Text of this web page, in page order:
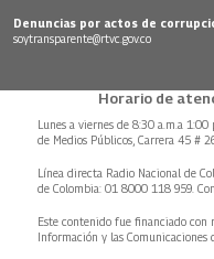
Denuncias por actos de
soytransparente@rtvc.gov.co
Horario de
Lunes a viernes de 8:30 a.m.a
de Medios Públicos, Carrera 45 #
Línea directa Radio Nacional de
de Colombia: 01 8000 118 959.
Este contenido fue financiado con
Información y las Comunicaciones